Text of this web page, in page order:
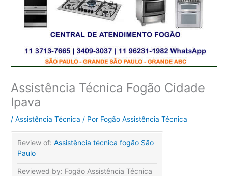
Assistência Técnica Fogão Cidade
Ipava
/Assistência Técnica / Por Fogão Assistência Técnica
Review of:Assistência técnica fogão São
Paulo
Reviewed by: Fogão Assistência Técnica